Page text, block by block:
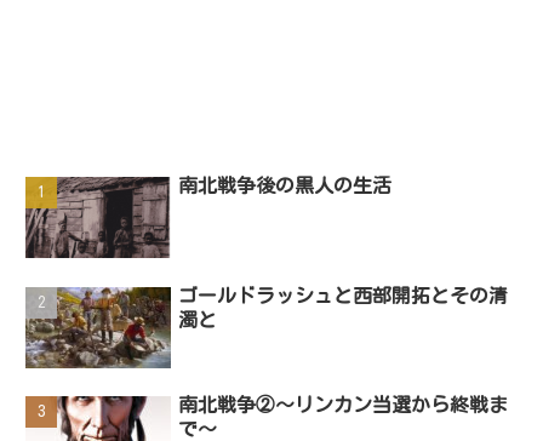
南北戦争後の黒人の生活
ゴールドラッシュと西部開拓とその清
濁と
南北戦争②～リンカン当選から終戦ま
で～